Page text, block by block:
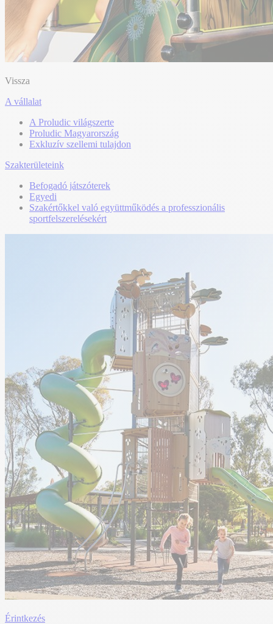
Vissza
A vállalat
A Proludic világszerte
Proludic Magyarország
Exkluzív szellemi tulajdon
Szakterületeink
Befogadó játszóterek
Egyedi
Szakértőkkel való együttműködés a professzionális
sportfelszerelésekért
Érintkezés